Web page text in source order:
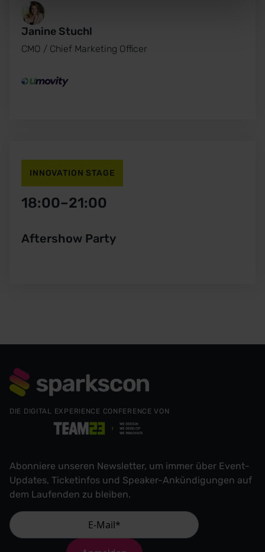
Janine Stuchl
CMO / Chief Marketing Officer
INNOVATION STAGE
18:00–21:00
Aftershow Party
DIE DIGITAL EXPERIENCE CONFERENCE VON
Abonniere unseren Newsletter, um immer über Event-
Updates, Ticketinfos und Speaker-Ankündigungen auf
dem Laufenden zu bleiben.